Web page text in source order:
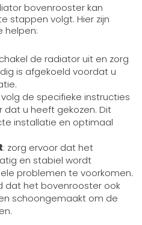
bovenrooster kan
stappen volgt. Hier zijn
helpen:
de radiator uit en zorg
is afgekoeld voordat u
volg de specifieke instructies
u heeft gekozen. Dit
installatie en optimaal
: zorg ervoor dat het
en stabiel wordt
problemen te voorkomen.
dat het bovenrooster ook
schoongemaakt om de